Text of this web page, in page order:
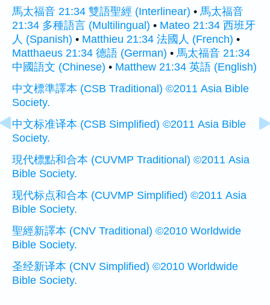
馬太福音 21:34 雙語聖經 (Interlinear) • 馬太福音
21:34 多種語言 (Multilingual) • Mateo 21:34 西班牙
人 (Spanish) • Matthieu 21:34 法國人 (French) •
Matthaeus 21:34 德語 (German) • 馬太福音 21:34
中國語文 (Chinese) • Matthew 21:34 英語 (English)
中文標準譯本 (CSB Traditional) ©2011 Asia Bible
Society.
中文标准译本 (CSB Simplified) ©2011 Asia Bible
Society.
現代標點和合本 (CUVMP Traditional) ©2011 Asia
Bible Society.
现代标点和合本 (CUVMP Simplified) ©2011 Asia
Bible Society.
聖經新譯本 (CNV Traditional) ©2010 Worldwide
Bible Society.
圣经新译本 (CNV Simplified) ©2010 Worldwide
Bible Society.